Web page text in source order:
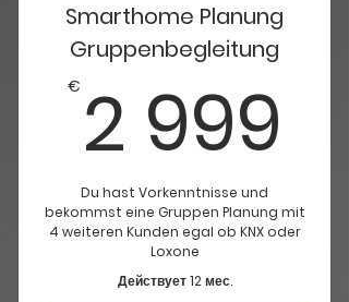
Smarthome Planung
Gruppenbegleitung
€ 2 999
Du hast Vorkenntnisse und
bekommst eine Gruppen Planung mit
4 weiteren Kunden egal ob KNX oder
Loxone
Действует 12 мес.